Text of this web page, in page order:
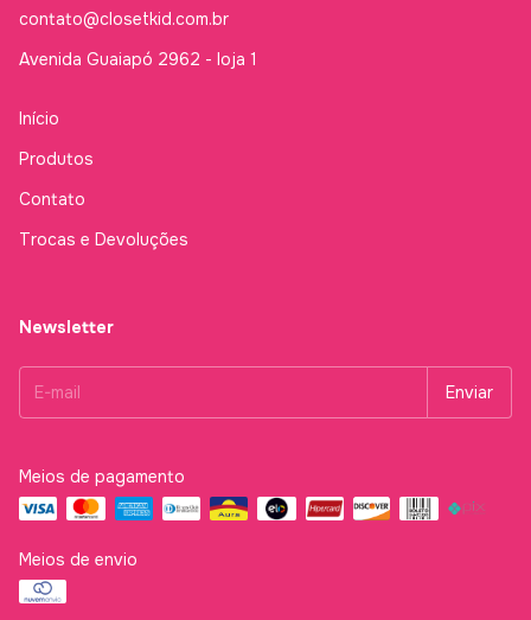
contato@closetkid.com.br
Avenida Guaiapó 2962 - loja 1
Início
Produtos
Contato
Trocas e Devoluções
Newsletter
Meios de pagamento
Meios de envio